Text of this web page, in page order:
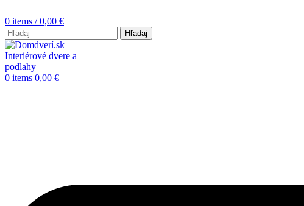
0 items / 0,00 €
Hľadaj
0 items 0,00 €